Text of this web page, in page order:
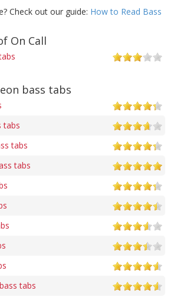
Check out our guide: How to Read Bass
On Call
bass tabs
tabs
tabs
tabs
tabs